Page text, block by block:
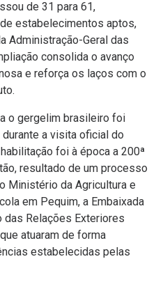
de 31 para 61,
estabelecimentos aptos,
Administração-Geral das
consolida o avanço
e reforça os laços com o
o gergelim brasileiro foi
a visita oficial do
foi à época a 200ª
resultado de um processo
Ministério da Agricultura e
em Pequim, a Embaixada
Relações Exteriores
atuaram de forma
estabelecidas pelas